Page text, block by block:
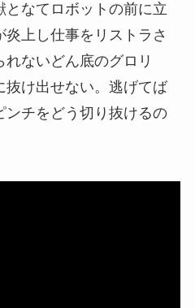
となてロボットの前に立
上し仕事をリストラさ
ないどん底のグロリ
抜け出せない。逃げてば
ンチをどう切り抜けるの